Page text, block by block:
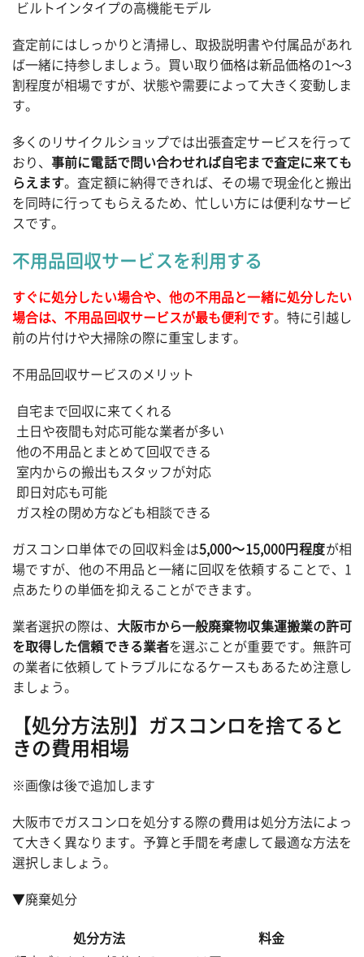
ビルトインタイプの高機能モデル
査定前にはしっかりと清掃し、取扱説明書や付属品があれ
ば一緒に持参しましょう。買い取り価格は新品価格の1～3
割程度が相場ですが、状態や需要によって大きく変動しま
す。
多くのリサイクルショップでは出張査定サービスを行って
おり、事前に電話で問い合わせれば自宅まで査定に来ても
らえます。査定額に納得できれば、その場で現金化と搬出
を同時に行ってもらえるため、忙しい方には便利なサービ
スです。
不用品回収サービスを利用する
すぐに処分したい場合や、他の不用品と一緒に処分したい
場合は、不用品回収サービスが最も便利です。特に引越し
前の片付けや大掃除の際に重宝します。
不用品回収サービスのメリット
自宅まで回収に来てくれる
土日や夜間も対応可能な業者が多い
他の不用品とまとめて回収できる
室内からの搬出もスタッフが対応
即日対応も可能
ガス栓の閉め方なども相談できる
ガスコンロ単体での回収料金は5,000～15,000円程度が相
場ですが、他の不用品と一緒に回収を依頼することで、1
点あたりの単価を抑えることができます。
業者選択の際は、 大阪市から一般廃棄物収集運搬業の許可
を取得した信頼できる業者を選ぶことが重要です。無許可
の業者に依頼してトラブルになるケースもあるため注意し
ましょう。
【処分方法別】ガスコンロを捨てると
きの費用相場
※画像は後で追加します
大阪市でガスコンロを処分する際の費用は処分方法によっ
て大きく異なります。予算と手間を考慮して最適な方法を
選択しましょう。
▼廃棄処分
処分方法
料金